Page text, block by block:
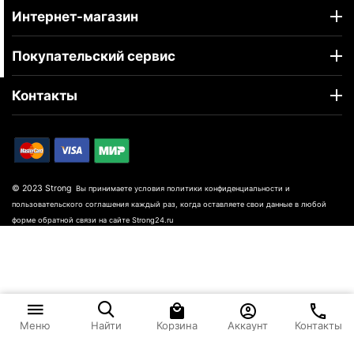
Интернет-магазин
Покупательский сервис
Контакты
© 2023 Strong Вы принимаете условия политики конфиденциальности и
пользовательского соглашения каждый раз, когда оставляете свои данные в любой
форме обратной связи на сайте Strong24.ru
Меню Найти Корзина Аккаунт Контакты